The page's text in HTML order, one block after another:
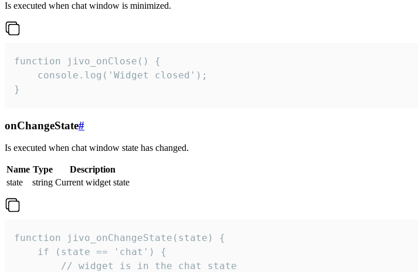
Is executed when chat window is minimized.
function jivo_onClose() {
    console.log('Widget closed');
}
onChangeState#
Is executed when chat window state has changed.
Name Type
Description
state
string Current widget state
function jivo_onChangeState(state) {
    if (state == 'chat') {
        // widget is in the chat state